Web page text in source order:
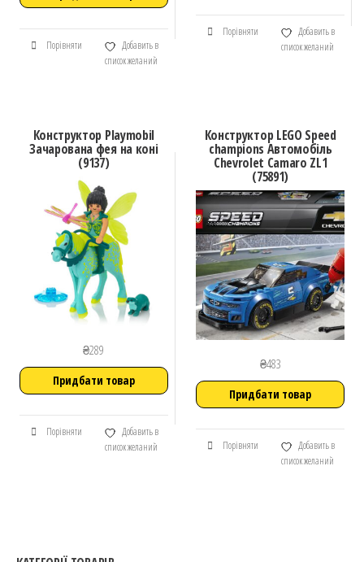
Порівняти
Добавить в
список желаний
Порівняти
Добавить в
список желаний
Конструктор Playmobil
Зачарована фея на коні
(9137)
₴289
Придбати товар
Порівняти
Добавить в
список желаний
Конструктор LEGO Speed
champions Автомобіль
Chevrolet Camaro ZL1
(75891)
₴483
Придбати товар
Порівняти
Добавить в
список желаний